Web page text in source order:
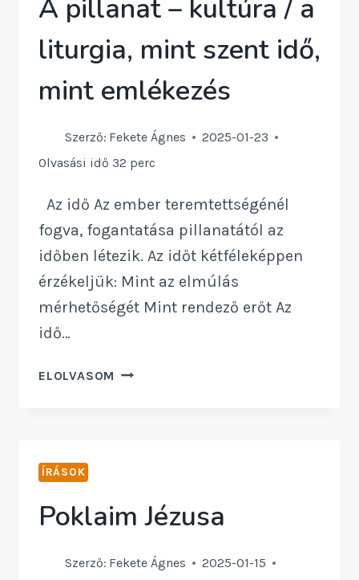
A pillanat – kultúra / a
liturgia, mint szent idő,
mint emlékezés
Szerző: Fekete Ágnes
2025-01-23
Olvasási idő 32 perc
Az idő Az ember teremtettségénél
fogva, fogantatása pillanatától az
időben létezik. Az időt kétféleképpen
érzékeljük: Mint az elmúlás
mérhetőségét Mint rendező erőt Az
idő…
ELOLVASOM A
LITURGIA,
ÍRÁSOK
Poklaim Jézusa
Szerző: Fekete Ágnes
2025-01-15